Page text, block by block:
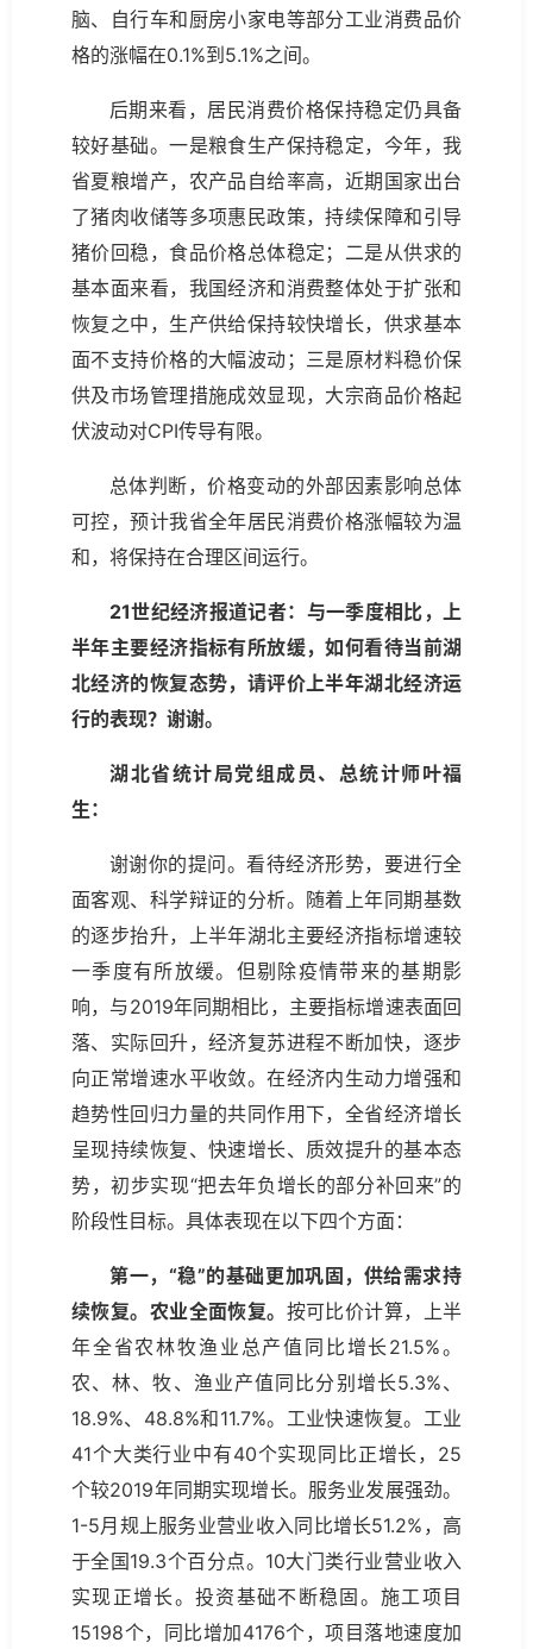
脑、自行车和厨房小家电等部分工业消费品价
格的涨幅在0.1%到5.1%之间。
后期来看，居民消费价格保持稳定仍具备
较好基础。一是粮食生产保持稳定，今年，我
省夏粮增产，农产品自给率高，近期国家出台
了猪肉收储等多项惠民政策，持续保障和引导
猪价回稳，食品价格总体稳定；二是从供求的
基本面来看，我国经济和消费整体处于扩张和
恢复之中，生产供给保持较快增长，供求基本
面不支持价格的大幅波动；三是原材料稳价保
供及市场管理措施成效显现，大宗商品价格起
伏波动对CPI传导有限。
总体判断，价格变动的外部因素影响总体
可控，预计我省全年居民消费价格涨幅较为温
和，将保持在合理区间运行。
21世纪经济报道记者：与一季度相比，上
半年主要经济指标有所放缓，如何看待当前湖
北经济的恢复态势，请评价上半年湖北经济运
行的表现？谢谢。
湖北省统计局党组成员、总统计师叶福
生：
谢谢你的提问。看待经济形势，要进行全
面客观、科学辩证的分析。随着上年同期基数
的逐步抬升，上半年湖北主要经济指标增速较
一季度有所放缓。但剔除疫情带来的基期影
响，与2019年同期相比，主要指标增速表面回
落、实际回升，经济复苏进程不断加快，逐步
向正常增速水平收敛。在经济内生动力增强和
趋势性回归力量的共同作用下，全省经济增长
呈现持续恢复、快速增长、质效提升的基本态
势，初步实现“把去年负增长的部分补回来”的
阶段性目标。具体表现在以下四个方面：
第一，“稳”的基础更加巩固，供给需求持
续恢复。农业全面恢复。 按可比价计算，上半
年全省农林牧渔业总产值同比增长21.5%。
农、林、牧、渔业产值同比分别增长5.3%、
18.9%、48.8%和11.7%。工业快速恢复。工业
41个大类行业中有40个实现同比正增长，25
个较2019年同期实现增长。服务业发展强劲。
1-5月规上服务业营业收入同比增长51.2%，高
于全国19.3个百分点。10大门类行业营业收入
实现正增长。投资基础不断稳固。施工项目
15198个，同比增加4176个，项目落地速度加